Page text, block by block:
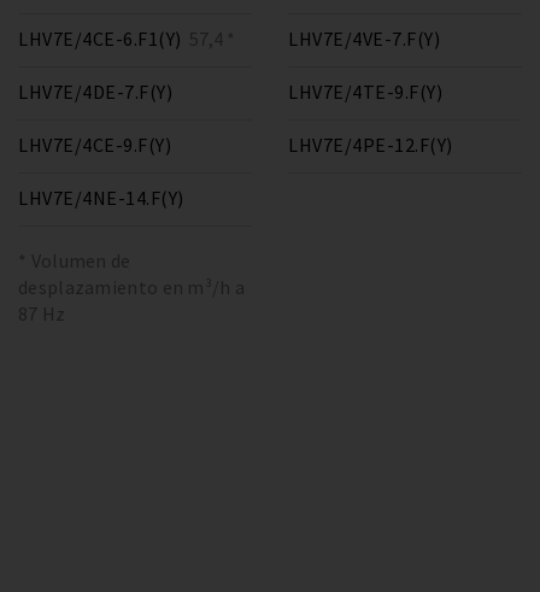
LHV7E/4CE-6.F1(Y) 57,4 *
LHV7E/4DE-7.F(Y)
LHV7E/4CE-9.F(Y)
LHV7E/4VE-7.F(Y)
LHV7E/4TE-9.F(Y)
LHV7E/4PE-12.F(Y)
LHV7E/4NE-14.F(Y)
* Volumen de
desplazamiento en m³/h a
87 Hz